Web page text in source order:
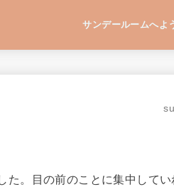
サンデールームへよ
た。目の前のことに集中して